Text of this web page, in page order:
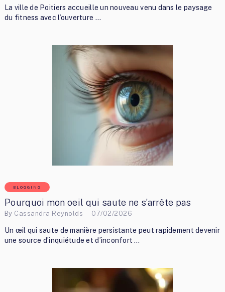
La ville de Poitiers accueille un nouveau venu dans le paysage
du fitness avec l’ouverture …
BLOGGING
Pourquoi mon oeil qui saute ne s’arrête pas
By Cassandra Reynolds 07/02/2026
Un œil qui saute de manière persistante peut rapidement devenir
une source d’inquiétude et d’inconfort …